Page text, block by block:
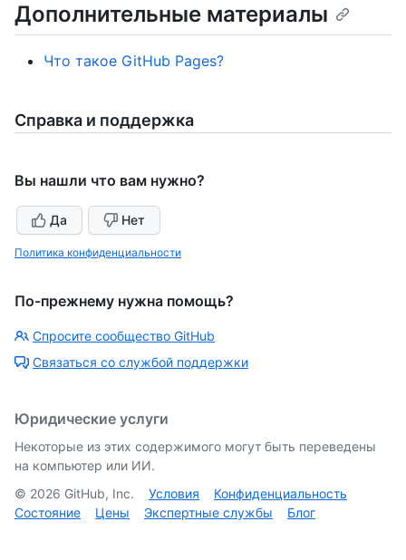
Дополнительные материалы
Что такое GitHub Pages?
Справка и поддержка
Вы нашли что вам нужно?
Да Нет
Политика конфиденциальности
По-прежнему нужна помощь?
Спросите сообщество GitHub
Связаться со службой поддержки
Юридические услуги
Некоторые из этих содержимого могут быть переведены
на компьютер или ИИ.
© 2026 GitHub, Inc. Условия
Конфиденциальность
Состояние
Цены Экспертные службы Блог